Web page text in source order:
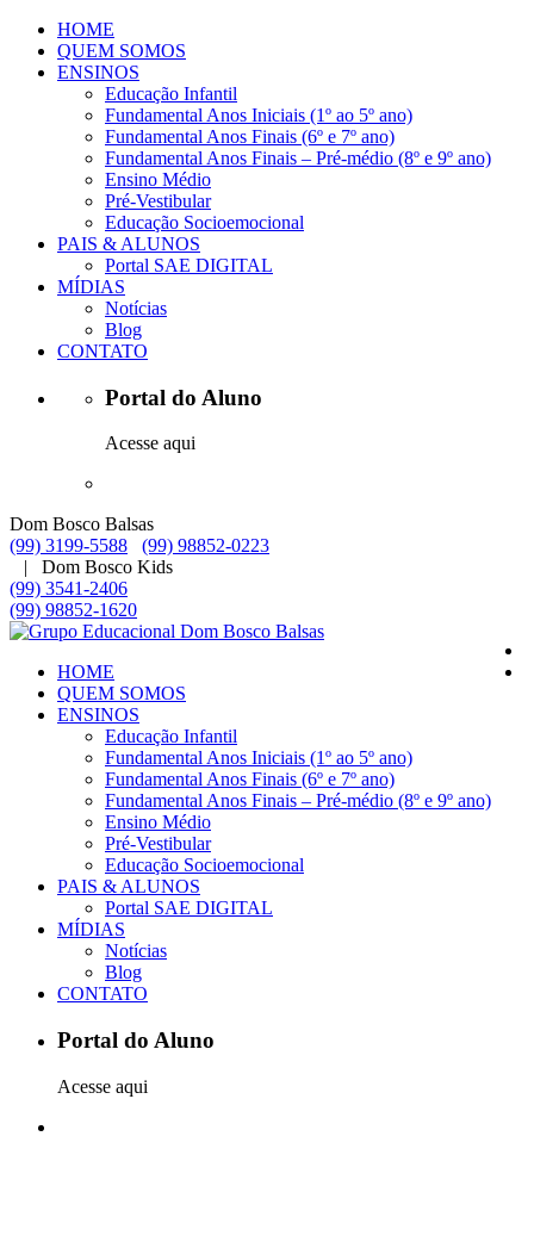
HOME
QUEM SOMOS
ENSINOS
Educação Infantil
Fundamental Anos Iniciais (1º ao 5º ano)
Fundamental Anos Finais (6º e 7º ano)
Fundamental Anos Finais – Pré-médio (8º e 9º ano)
Ensino Médio
Pré-Vestibular
Educação Socioemocional
PAIS & ALUNOS
Portal SAE DIGITAL
MÍDIAS
Notícias
Blog
CONTATO
Portal do Aluno
Acesse aqui
Dom Bosco Balsas
(99) 3199-5588
(99) 98852-0223
| Dom Bosco Kids
(99) 3541-2406
(99) 98852-1620
HOME
QUEM SOMOS
ENSINOS
Educação Infantil
Fundamental Anos Iniciais (1º ao 5º ano)
Fundamental Anos Finais (6º e 7º ano)
Fundamental Anos Finais – Pré-médio (8º e 9º ano)
Ensino Médio
Pré-Vestibular
Educação Socioemocional
PAIS & ALUNOS
Portal SAE DIGITAL
MÍDIAS
Notícias
Blog
CONTATO
Portal do Aluno
Acesse aqui